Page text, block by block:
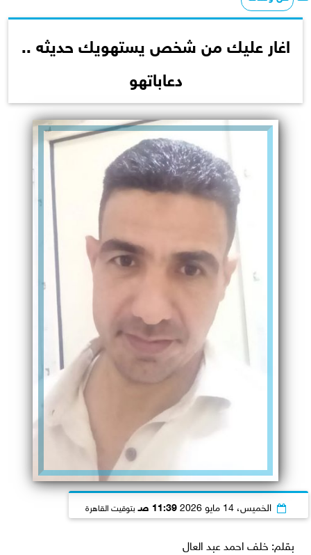
اغار عليك من شخص يستهويك حديثه ..
دعاباتهو
الخميس، 14 مايو 2026 11:39 صـ بتوقيت القاهرة
بقلم: خلف احمد عبد العال